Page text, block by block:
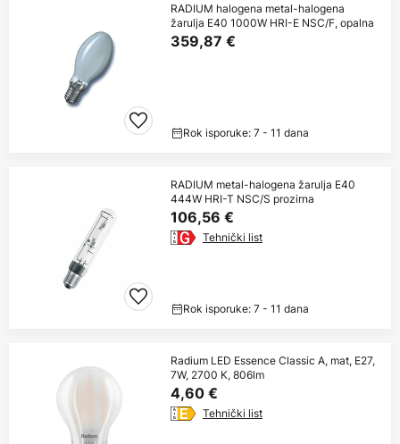
RADIUM halogena metal-halogena
žarulja E40 1000W HRI-E NSC/F, opalna
359,87 €
Rok isporuke: 7 - 11 dana
RADIUM metal-halogena žarulja E40
444W HRI-T NSC/S prozirna
106,56 €
Tehnički list
Rok isporuke: 7 - 11 dana
Radium LED Essence Classic A, mat, E27,
7W, 2700 K, 806lm
4,60 €
Tehnički list